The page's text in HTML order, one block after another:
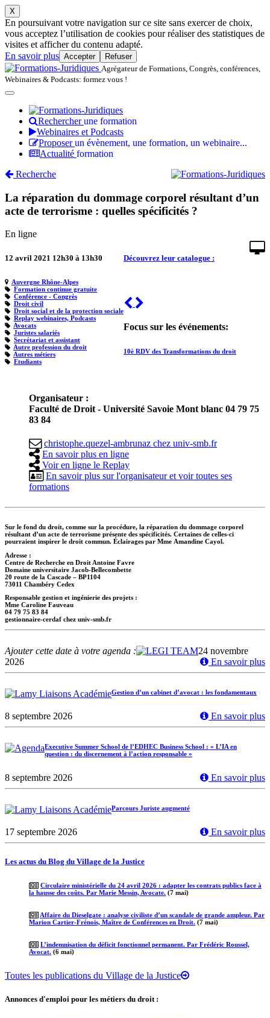
X
En poursuivant votre navigation sur ce site sans exercer de choix,
vous acceptez l’utilisation de cookies pour réaliser des statistiques de
visites et afficher du contenu adapté.
En savoir plus Accepter
Refuser
Agrégateur de Formations, Congrès, conférences,
Webinaires & Podcasts: formez vous !
Rechercherune formation
Webinaires et Podcasts
Proposerun évènement, une formation, un webinaire...
Actualité formation
Recherche
La réparation du dommage corporel résultant d’un
acte de terrorisme : quelles spécificités ?
En ligne
12 avril 2021 12h30 à 13h30
Auvergne Rhône-Alpes
Formation continue gratuite
Conférence - Congrès
Droit civil
Droit social et de la protection sociale
Replay webinaires, Podcasts
Avocats
Juristes salariés
Secrétariat et assistant
Autre profession du droit
Autres métiers
Etudiants
Organisateur :
Faculté de Droit - Université Savoie Mont blanc 04 79 75
83 84
christophe.quezel-ambrunaz chez univ-smb.fr
En savoir plus en ligne
Voir en ligne le Replay
En savoir plus sur l'organisateur et voir toutes ses
formations
Sur le fond du droit, comme sur la procédure, la réparation du dommage corporel
résultant d’un acte de terrorisme présente des spécificités. Certaines de celles-ci
pourraient inspirer le droit commun. Éclairages par Mme Amandine Cayol.
Adresse :
Centre de Recherche en Droit Antoine Favre
Domaine universitaire Jacob-Bellecombette
20 route de la Cascade – BP1104
73011 Chambéry Cedex
Responsable gestion et ingénierie des projets :
Mme Caroline Fauveau
04 79 75 83 84
gestionnaire-cerdaf chez univ-smb.fr
Ajouter cette date à votre agenda :
Découvrez leur catalogue :
Previous
Focus sur les événements:
10è RDV des Transformations du droit
24 novembre
2026
En savoir plus
Gestion d’un cabinet d’avocat : les fondamentaux
8 septembre 2026 En savoir plus
Executive Summer School de l’EDHEC Business School : « L’IA en
question : du discernement à l’action responsable »
8 septembre 2026 En savoir plus
Parcours Juriste augmenté
17 septembre 2026 En savoir plus
Les actus du Blog du Village de la Justice
Circulaire ministérielle du 24 avril 2026 : adapter les contrats publics face à
la hausse des coûts. Par Marie Messin, Avocate. (7 mai)
Affaire du Dieselgate : analyse civiliste d’un scandale de grande ampleur. Par
Marion Cartier-Frénois, Maître de Conférences en Droit. (7 mai)
L’indemnisation du déficit fonctionnel permanent. Par Frédéric Roussel,
Avocat. (6 mai)
Toutes les publications du Village de la Justice
Annonces d'emploi pour les métiers du droit :